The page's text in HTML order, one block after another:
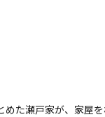
た瀬戸家が、家屋